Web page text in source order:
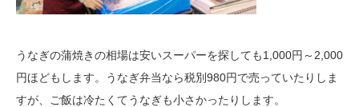
うなぎの蒲焼きの相場は安いスーパーを探しても1,000円～2,000
円ほどもします。うなぎ弁当なら税別980円で売っていたりしま
すが、ご飯は冷たくてうなぎも小さかったりします。